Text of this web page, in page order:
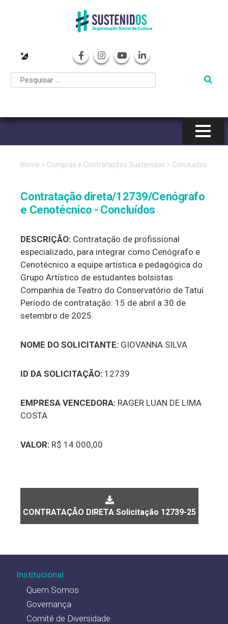
Pular
o
Home > Compras e Contratações Sustenidos > Concluídos
Contratação direta/12739/Cenógrafo
e Cenotécnico - Concluídos
DESCRIÇÃO: Contratação de profissional
especializado, para integrar como Cenógrafo e
Cenotécnico a equipe artística e pedagógica do
Grupo Artístico de estudantes bolsistas
Companhia de Teatro do Conservatório de Tatuí
Período de contratação: 15 de abril a 30 de
setembro de 2025.
NOME DO SOLICITANTE: GIOVANNA SILVA
ID DA SOLICITAÇÃO: 12739
EMPRESA VENCEDORA: RAGER LUAN DE LIMA
COSTA
VALOR: R$ 14.000,00
CONTRATAÇÃO DIRETA Solicitação 12739-25
Institucional
Quem Somos
Governança
Comitê de Diversidade